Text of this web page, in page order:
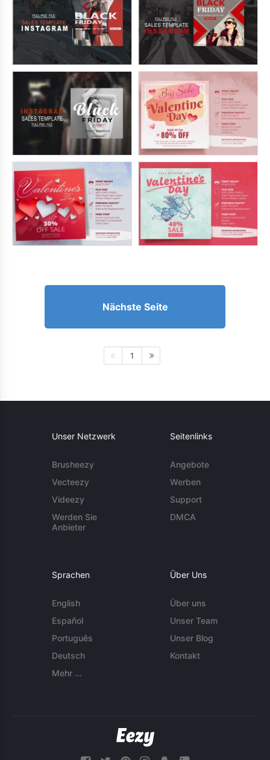
Nächste Seite
1
Unser Netzwerk
Brusheezy
Vecteezy
Videezy
Werden Sie
Anbieter
Seitenlinks
Angebote
Werben
Support
DMCA
Sprachen
English
Español
Português
Deutsch
Mehr ...
Über Uns
Über uns
Unser Team
Unser Blog
Kontakt